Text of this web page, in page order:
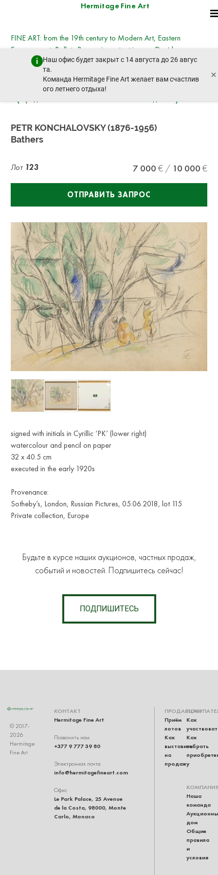
Hermitage Fine Art
Наш офис будет закрыт с 14 августа до 26 авгус
та.
Команда Hermitage Fine Art желает вам счастлив
ого летнего отдыха!
×
FINE ART: from the 19th century to Modern Art, Eastern
European art, Ballets Russes, important icons - David
Hockney, Kotarbinsky, Nesterov, Goncharova,
Deineka, Vysotsky
вторник, 21 октября 2025 г. - 14:30
PETR KONCHALOVSKY (1876-1956)
Bathers
Лот 123 7 000 10 000
ОТПРАВИТЬ ЗАПРОС
signed with initials in Cyrillic ‘PK’ (lower right)
watercolour and pencil on paper
32 x 40.5 cm
executed in the early 1920s
Provenance:
Sotheby’s, London, Russian Pictures, 05.06.2018, lot 115
Private collection, Europe
Будьте в курсе наших аукционов, частных продаж,
событий и новостей. Подпишитесь сейчас!
ПОДПИШИТЕСЬ
© 2017-
2026
Hermitage
Fine Art
КОНТАКТ
Hermitage Fine Art
Позвонить нам
+377 9 777 39 80
Электронная почта
info@hermitagefineart.com
Офис
Le Park Palace, 25 Avenue
de la Costa, 98000, Monte
Carlo, Monaco
ПРОДАВЦАМ
Приём
лотов
Как
выставить
на
продажу
Как
Как
забрать
Наша
команда
дом
Общие
правила
и
условия